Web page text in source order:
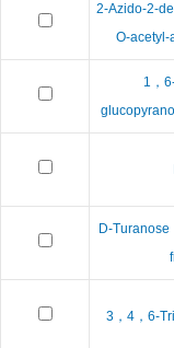
2-Azido-2-
O-acetyl-
1，
D-
3，4，6-